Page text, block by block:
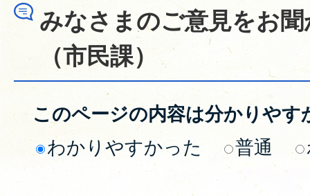
みなさまのご意見をお
（市民課）
このページの内容は分かりやす
わかりやすかった
普通